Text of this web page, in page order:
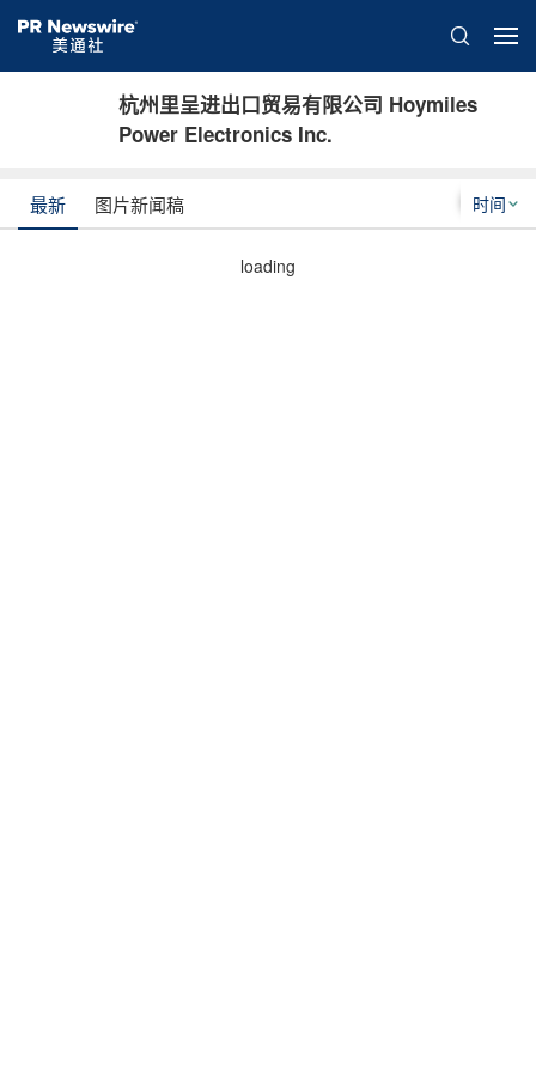
杭州里呈进出口贸易有限公司 Hoymiles
Power Electronics Inc.
时间
最新 图片新闻稿
loading